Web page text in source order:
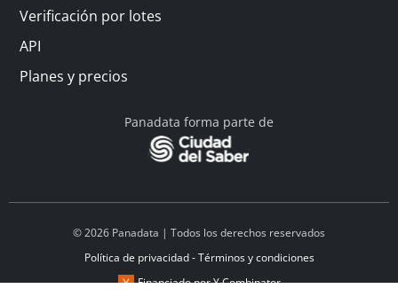
Verificación por lotes
API
Planes y precios
Panadata forma parte de
© 2026 Panadata | Todos los derechos reservados
Política de privacidad - Términos y condiciones
Financiado por Y Combinator